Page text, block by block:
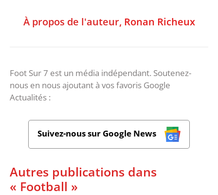
À propos de l'auteur, Ronan Richeux
Foot Sur 7 est un média indépendant. Soutenez-
nous en nous ajoutant à vos favoris Google
Actualités :
Suivez-nous sur Google News
Autres publications dans
« Football »